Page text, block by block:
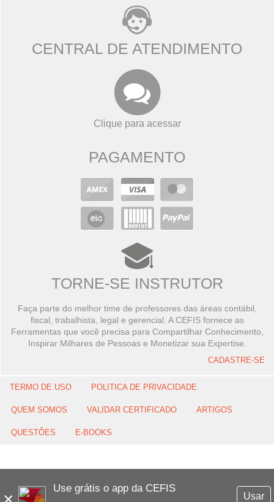
Use grátis o app da CEFIS
Usar
CENTRAL DE ATENDIMENTO
Clique para acessar
PAGAMENTO
TORNE-SE INSTRUTOR
Faça parte do melhor time de professores das áreas contábil,
fiscal, trabalhista, legal e gerencial. A CEFIS fornece as
Ferramentas que você precisa para Compartilhar Conhecimento,
Inspirar Milhares de Pessoas e Monetizar sua Expertise.
CADASTRE-SE
TERMO DE USO POLITICA DE PRIVACIDADE
QUEM SOMOS VALIDAR CERTIFICADO ARTIGOS
QUESTÕES E-BOOKS